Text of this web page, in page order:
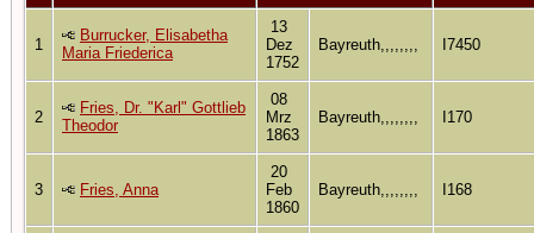
1
Burrucker, Elisabetha
Maria Friederica
13
Dez
1752
Bayreuth,,,,,,,, I7450
2
Fries, Dr. "Karl" Gottlieb
Theodor
08
Mrz
1863
Bayreuth,,,,,,,, I170
3 Fries, Anna
20
Feb
1860
Bayreuth,,,,,,,, I168